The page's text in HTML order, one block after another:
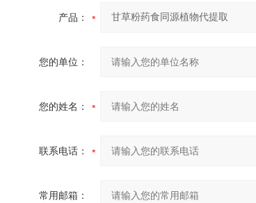
产品：
您的单位：
您的姓名：
联系电话：
常用邮箱：